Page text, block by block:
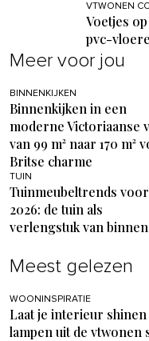
VTWONEN
Voetjes
pvc-
Meer voor jou
BINNENKIJKEN
Binnenkijken in een
moderne Victoriaanse
van 99 m² naar 170 m²
Britse charme
TUIN
Tuinmeubeltrends voor
2026: de tuin als
verlengstuk van binnen
Meest gelezen
WOONINSPIRATIE
Laat je interieur
lampen uit de vtwonen